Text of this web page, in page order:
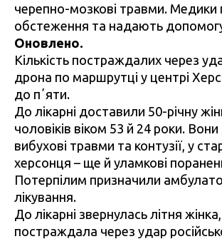
черепно-мозкові травми. Медики
обстеження та надають
Оновлено.
Кількість постраждалих через
дрона по маршрутці у центрі
до пʼяти.
До лікарні доставили 50-річну
чоловіків віком 53 й 24 роки. Вони
вибухові травми та контузії, у
херсонця – ще й уламкові
Потерпілим призначили
лікування.
До лікарні звернулась літня
постраждала через удар